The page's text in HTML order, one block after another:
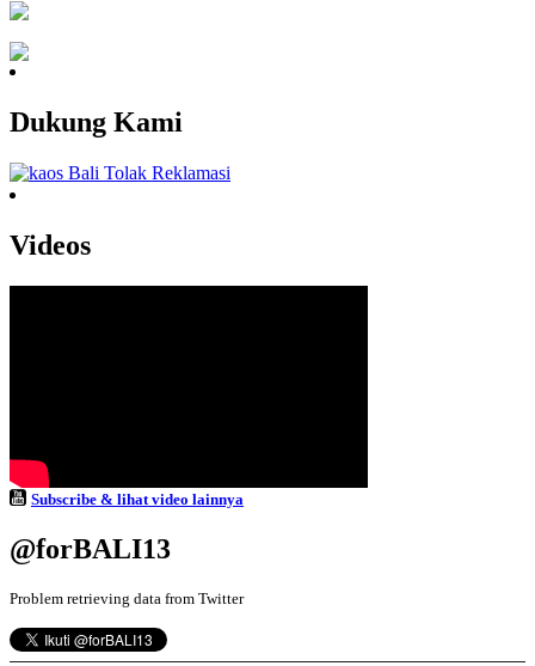
Dukung Kami
Videos
Subscribe & lihat video lainnya
@forBALI13
Problem retrieving data from Twitter